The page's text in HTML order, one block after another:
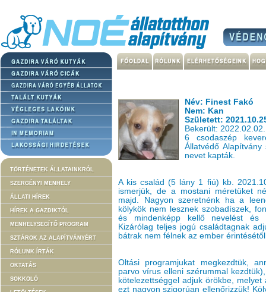
TÖRTÉNETEK ÁLLATAINKRÓL
SZERGÉNYI MENHELY
ÁLLATI HÍREK
HÍREK A GAZDIKTÓL
MENHELYSEGÍTŐ PROGRAM
SZTÁROK AZ ALAPÍTVÁNYÉRT
RÓLUNK ÍRTÁK
OKTATÁS
SOKKOLÓ
Név: Finest Fakó
Nem: Kan
Született:
Bekerült: 2022.02.02.
6 csodaszép
Állatvédő
nevet kapták.
A kis család (5 lány 1 fiú) kb.
ismerjük, de a mostani méretüket
majd. Nagyon szeretnénk ha a
kölykök nem lesznek szobadíszek,
és mindenképp kellő nevelést és
Kizárólag teljes jogú családtagnak
bátrak nem félnek az ember
Oltási programjukat megkezdtük,
parvo vírus elleni szérummal
kötelezettséggel adjuk örökbe,
ezt nagyon szigorúan ellenőrizzük!